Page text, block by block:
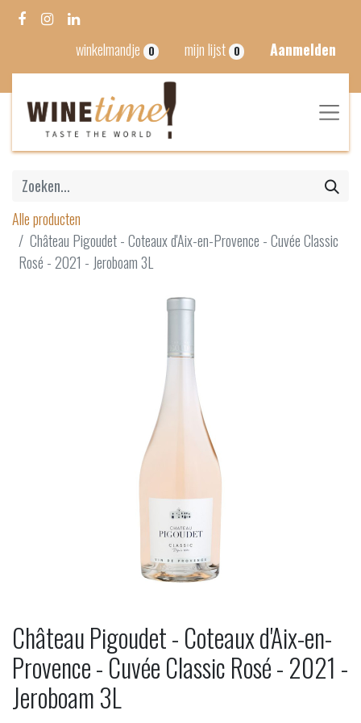
winkelmandje 0 mijn lijst 0 Aanmelden
Alle producten
Château Pigoudet - Coteaux d'Aix-en-Provence - Cuvée Classic
Rosé - 2021 - Jeroboam 3L
Château Pigoudet - Coteaux d'Aix-en-
Provence - Cuvée Classic Rosé - 2021 -
Jeroboam 3L